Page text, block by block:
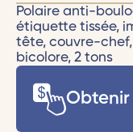
Polaire anti-
étiquette tissée,
tête, couvre-
bicolore, 2 tons